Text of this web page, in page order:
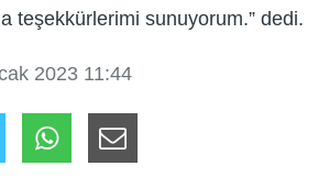
teşekkürlerimi sunuyorum.” dedi.
2023 11:44